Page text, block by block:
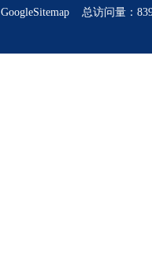
GoogleSitemap 总访问量：